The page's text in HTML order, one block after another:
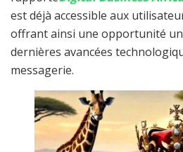
est déjà accessible aux
offrant ainsi une opportunité
dernières avancées
messagerie.